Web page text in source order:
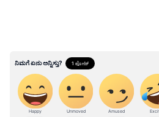
ಕತೆಯೂ ಇದೆ. ಮೈ ನರಿವೇಳಿಸೋ
ಸಂಭ್ರಮವೂ ಇದೆ. ಹೀಗಾಗಿ
ಅಂಟಿಕೊಂಡಿರುವ ದೇವಪುರದ